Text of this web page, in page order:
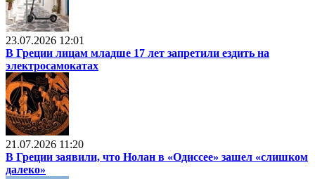
23.07.2026 12:01
В Греции лицам младше 17 лет запретили ездить на
электросамокатах
21.07.2026 11:20
В Греции заявили, что Нолан в «Одиссее» зашел «слишком
далеко»